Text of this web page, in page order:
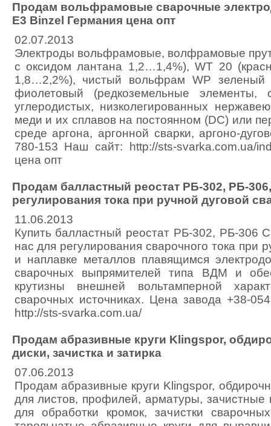
Продам вольфрамовые сварочные
E3 Binzel Германия цена опт
02.07.2013
Электроды вольфрамовые, волфрамовые
с оксидом лантана 1,2…1,4%), WT 20
1,8…2,2%), чистый вольфрам WP
фиолетовый (редкоземельные элементы,
углеродистых, низколегированных
меди и их сплавов на постоянном (DC) или
среде аргона, аргонной сварки, аргоно-
780-153 Наш сайт: http://sts-svarka.com.ua/
цена опт
Продам балластный реостат РБ-302, РБ-
регулирования тока при ручной дуговой
11.06.2013
Купить балластный реостат РБ-302, РБ-306
нас для регулирования сварочного тока при
и наплавке металлов плавящимся
сварочных выпрямителей типа ВДМ и
крутизны внешней вольтамперной
сварочных источниках. Цена завода +38-
http://sts-svarka.com.ua/
Продам абразивные круги Klingspor,
диски, зачистка и затирка
07.06.2013
Продам абразивные круги Klingspor,
для листов, профилей, арматуры,
для обработки кромок, зачистки